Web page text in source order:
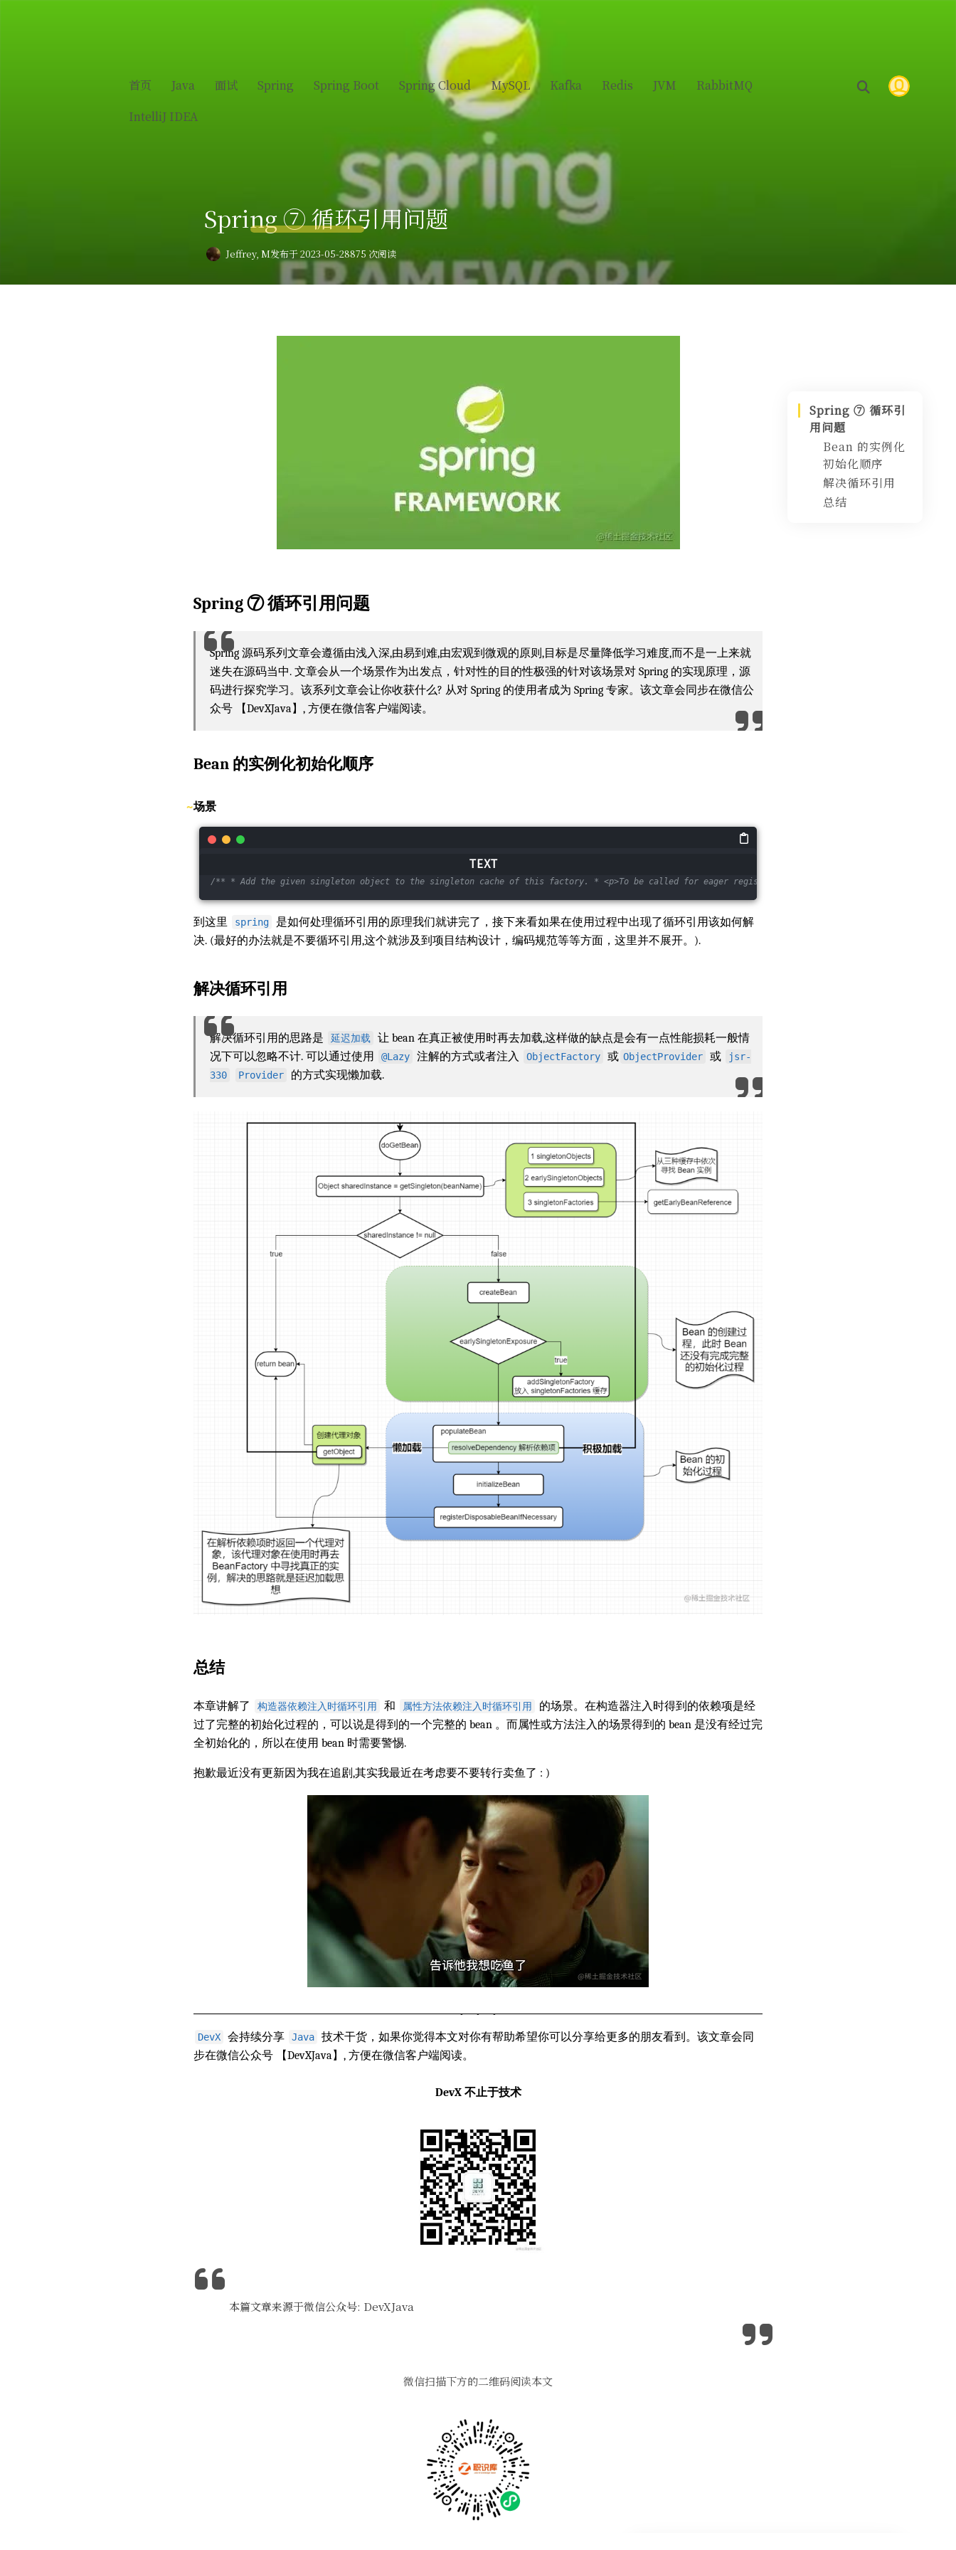
首页 Java 面试 Spring Spring Boot Spring Cloud MySQL Kafka Redis JVM
RabbitMQ
IntelliJ IDEA
Spring ⑦ 循环引用问题
Jeffrey, M发布于 2023-05-28875 次阅读
Spring ⑦ 循环引用问题
Spring 源码系列文章会遵循由浅入深,由易到难,由宏观到微观的原则,目标是尽量降低学习难度,而不是一上来就
迷失在源码当中. 文章会从一个场景作为出发点，针对性的目的性极强的针对该场景对 Spring 的实现原理，源
码进行探究学习。该系列文章会让你收获什么? 从对 Spring 的使用者成为 Spring 专家。该文章会同步在微信公
众号 【DevXJava】, 方便在微信客户端阅读。
Bean 的实例化初始化顺序
场景
/** * Add the given singleton object to the singleton cache of this factory. * <p>To be called for eager registration of singletons. *
到这里 spring
是如何处理循环引用的原理我们就讲完了，接下来看如果在使用过程中出现了循环引用该如何解
决. (最好的办法就是不要循环引用,这个就涉及到项目结构设计，编码规范等等方面，这里并不展开。).
解决循环引用
解决循环引用的思路是 延迟加载
让 bean 在真正被使用时再去加载,这样做的缺点是会有一点性能损耗一般情
况下可以忽略不计. 可以通过使用
@Lazy 注解的方式或者注入 ObjectFactory 或 ObjectProvider 或
jsr-
330
Provider 的方式实现懒加载.
总结
本章讲解了 构造器依赖注入时循环引用 和 属性方法依赖注入时循环引用
的场景。在构造器注入时得到的依赖项是经
过了完整的初始化过程的，可以说是得到的一个完整的 bean 。而属性或方法注入的场景得到的 bean 是没有经过完
全初始化的，所以在使用 bean 时需要警惕.
抱歉最近没有更新因为我在追剧,其实我最近在考虑要不要转行卖鱼了 : )
DevX 会持续分享 Java
技术干货，如果你觉得本文对你有帮助希望你可以分享给更多的朋友看到。该文章会同
步在微信公众号 【DevXJava】, 方便在微信客户端阅读。
DevX 不止于技术
本篇文章来源于微信公众号: DevXJava
微信扫描下方的二维码阅读本文
Spring ⑦ 循环引
用问题
Bean 的实例化
初始化顺序
场景
解决循环引用
总结